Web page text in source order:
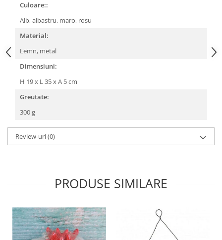
Culoare::
Alb, albastru, maro, rosu
Material:
Lemn, metal
Dimensiuni:
H 19 x L 35 x A 5 cm
Greutate:
300 g
Review-uri(0)
PRODUSE SIMILARE